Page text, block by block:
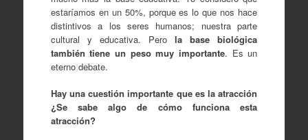
estaríamos en un 50%, porque es lo que nos hace
distintivos a los seres humanos; nuestra parte
cultural y educativa. Perola base biológica
también tiene un peso muy importante. Es un
eterno debate.
Hay una cuestión importante que es la atracción
¿Se sabe algo de cómo funciona esta
atracción?